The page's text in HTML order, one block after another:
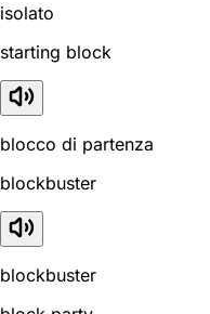
isolato
starting block
blocco di partenza
blockbuster
blockbuster